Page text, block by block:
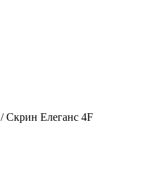
/ Скрин Елеганс 4F